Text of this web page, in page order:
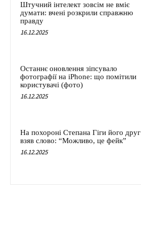
Штучний інтелект зовсім не вміє
думати: вчені розкрили справжню
правду
16.12.2025
Останнє оновлення зіпсувало
фотографії на iPhone: що помітили
користувачі (фото)
16.12.2025
На похороні Степана Гіги його друг
взяв слово: “Можливо, це фейк”
16.12.2025